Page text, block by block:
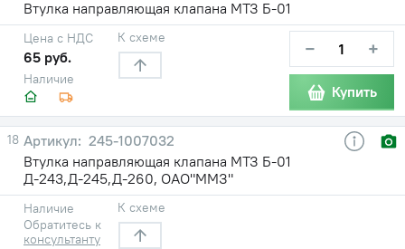
Втулка направляющая клапана МТЗ Б-01
Наличие
Цена с НДС
65 руб.
К схеме − +
Купить
18
245-1007032
Втулка направляющая клапана МТЗ Б-01
Д-243,Д-245,Д-260, ОАО"ММЗ"
Наличие
Обратитесь к
консультанту
К схеме